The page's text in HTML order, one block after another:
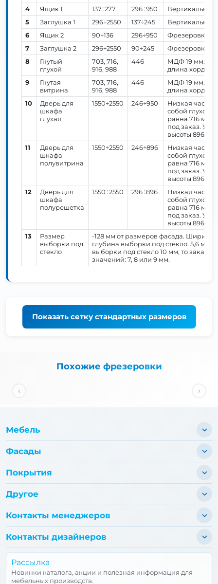
4
Ящик 1 137÷277 296÷950
Вертикальные
5
Заглушка 1 296÷2550 137÷245
Вертикальные
6
Ящик 2 90÷136 296÷950
Фрезеровка
7
Заглушка 2 296÷2550 90÷245
Фрезеровка
8
Гнутый
глухой
703, 716,
916, 988
446
МДФ 19 мм.
длина хорды.
9
Гнутая
витрина
703, 716,
916, 988
446
МДФ 19 мм.
длина хорды.
10
Дверь для
шкафа
глухая
1550÷2550 246÷950
Низкая часть
собой глухой
равна 716 мм.
под заказ. У
высоты 896 мм
11
Дверь для
шкафа
полувитрина
1550÷2550 246÷896
Низкая часть
собой глухой
равна 716 мм.
под заказ. У
высоты 896 мм
12
Дверь для
шкафа
полурешетка
1550÷2550 296÷896
Низкая часть
собой глухой
равна 716 мм.
под заказ. У
высоты 896 мм
13
Размер
выборки под
стекло
-128 мм от размеров фасада. Ширина
глубина выборки под стекло: 5,6 мм
выборки под стекло 10 мм, то
значений: 7, 8 или 9 мм.
Показатьсетку стандартных размеров
Похожие фрезеровки
‹ ›
Мебель
Фасады
Покрытия
Другое
Контакты менеджеров
Контакты дизайнеров
Рассылка
Новинки каталога, акции и полезная информация для
мебельных производств.